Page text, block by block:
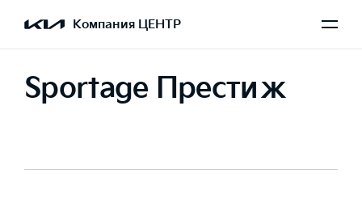
Компания ЦЕНТР
Sportage Престиж